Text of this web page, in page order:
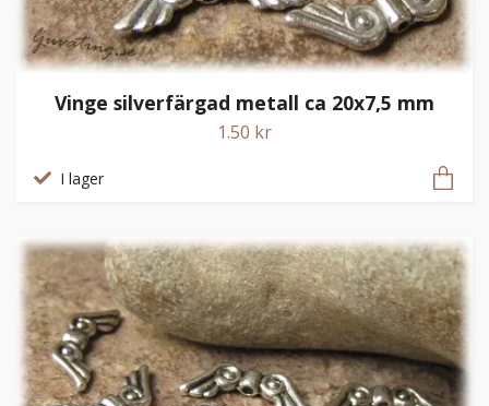
Vinge silverfärgad metall ca 20x7,5 mm
1.50 kr
I lager